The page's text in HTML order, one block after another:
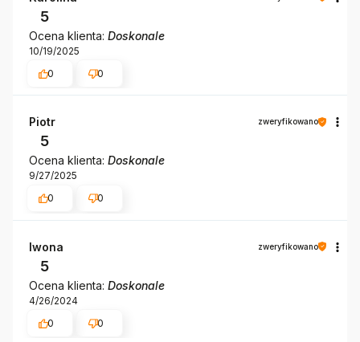
5
Ocena klienta: Doskonale
10/19/2025
0
0
Piotr zweryfikowano
5
Ocena klienta: Doskonale
9/27/2025
0
0
Iwona zweryfikowano
5
Ocena klienta: Doskonale
4/26/2024
0
0